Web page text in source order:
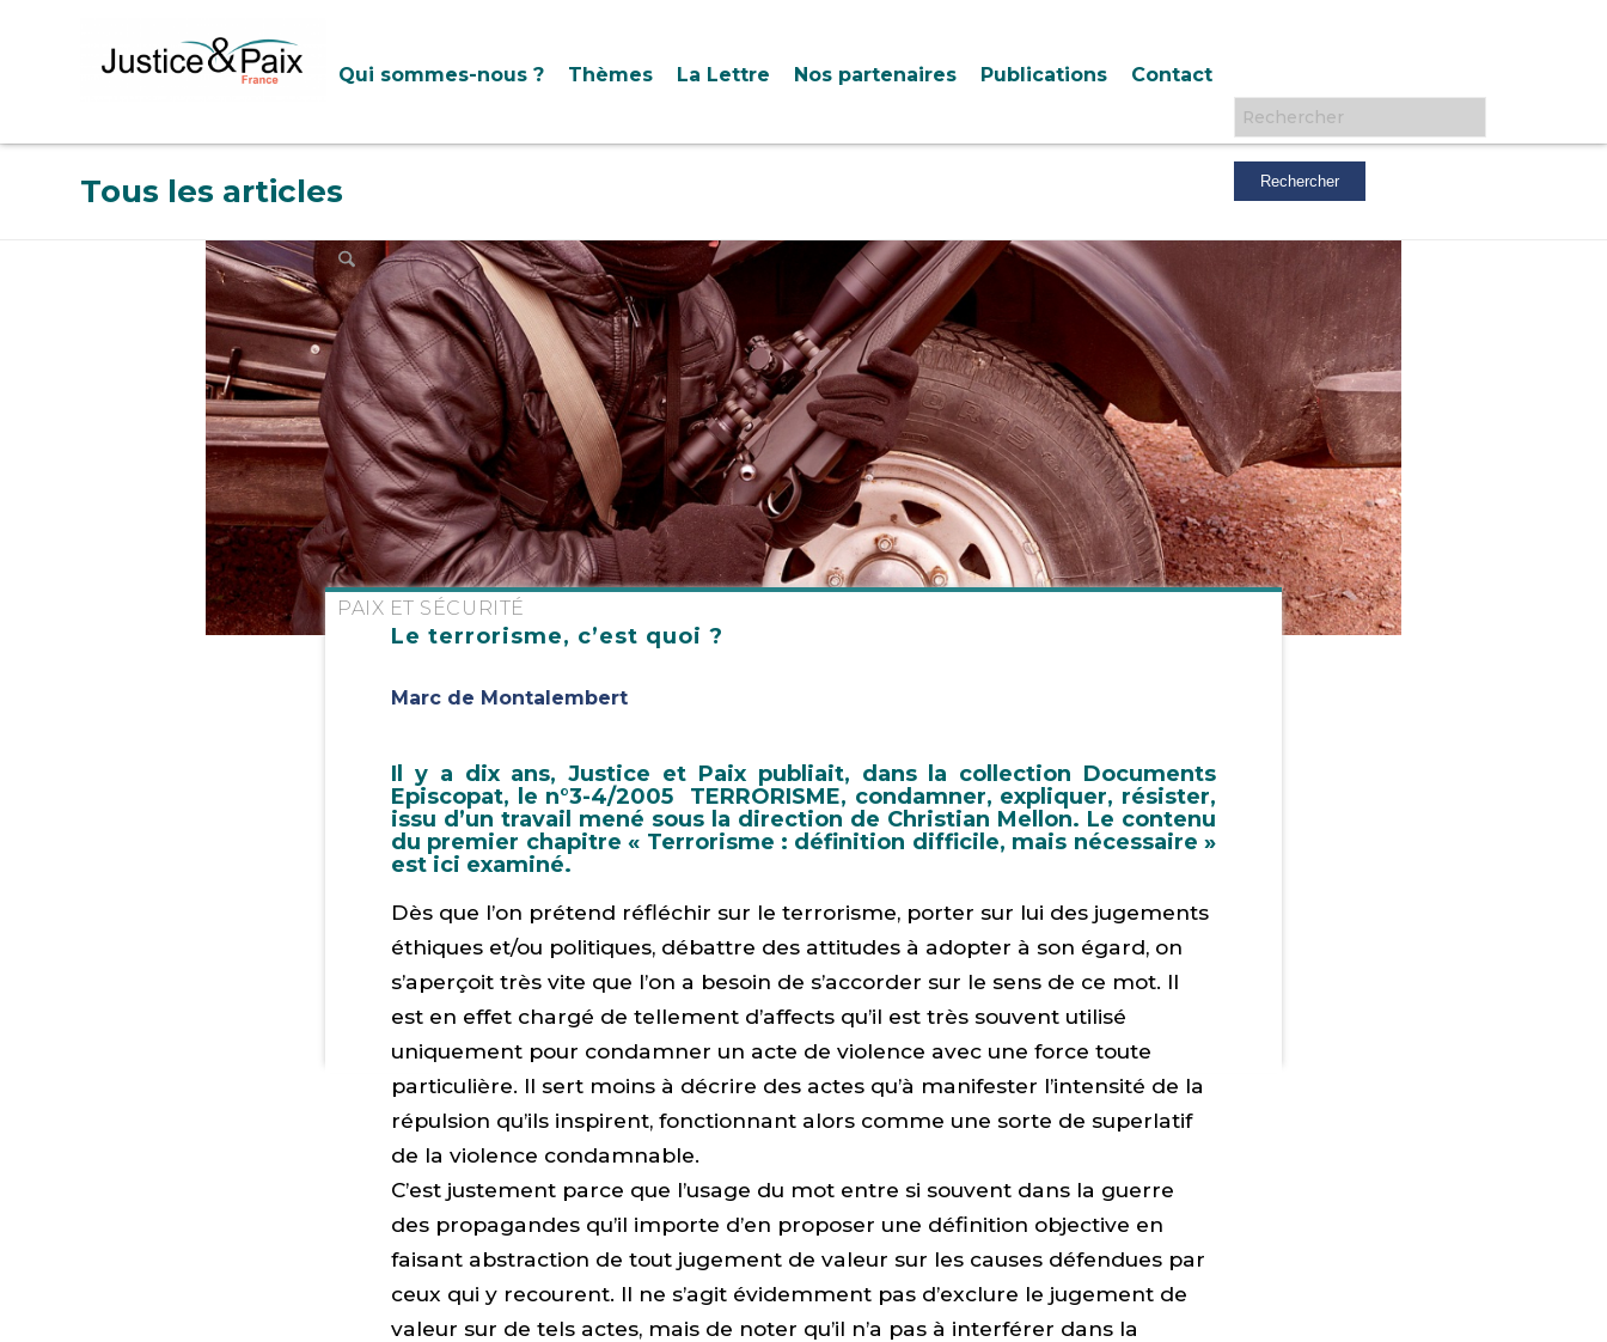
Qui sommes-nous ? Thèmes La Lettre Nos partenaires Publications Contact
Rechercher :
Tous les articles
Le terrorisme, c’est quoi ?
PAIX ET SÉCURITÉ
Marc de Montalembert
Il y a dix ans, Justice et Paix publiait, dans la collection Documents
Episcopat, le n°3-4/2005 TERRORISME, condamner, expliquer, résister,
issu d’un travail mené sous la direction de Christian Mellon. Le contenu
du premier chapitre « Terrorisme : définition difficile, mais nécessaire »
est ici examiné.
Dès que l’on prétend réfléchir sur le terrorisme, porter sur lui des jugements
éthiques et/ou politiques, débattre des attitudes à adopter à son égard, on
s’aperçoit très vite que l’on a besoin de s’accorder sur le sens de ce mot. Il
est en effet chargé de tellement d’affects qu’il est très souvent utilisé
uniquement pour condamner un acte de violence avec une force toute
particulière. Il sert moins à décrire des actes qu’à manifester l’intensité de la
répulsion qu’ils inspirent, fonctionnant alors comme une sorte de superlatif
de la violence condamnable.
C’est justement parce que l’usage du mot entre si souvent dans la guerre
des propagandes qu’il importe d’en proposer une définition objective en
faisant abstraction de tout jugement de valeur sur les causes défendues par
ceux qui y recourent. Il ne s’agit évidemment pas d’exclure le jugement de
valeur sur de tels actes, mais de noter qu’il n’a pas à interférer dans la